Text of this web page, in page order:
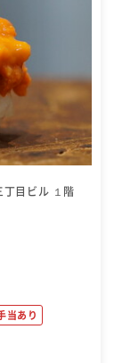
丁目ビル １階
当あり